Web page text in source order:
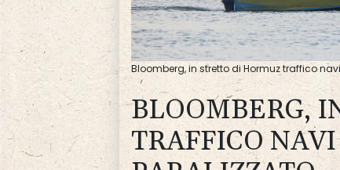
Bloomberg, in stretto di Hormuz traffico
BLOOMBERG,
TRAFFICO